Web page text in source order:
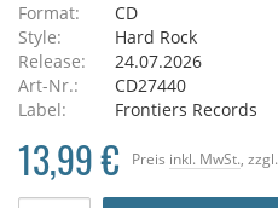
Format:
CD
Style:
Hard Rock
Release:
24.07.2026
Art-Nr.:
CD27440
Label:
Frontiers Records
Preis inkl. MwSt. , zzgl.
13,99 €